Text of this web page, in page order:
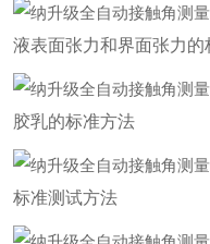
液表面张力和界面张力的
胶乳的标准方法
标准测试方法